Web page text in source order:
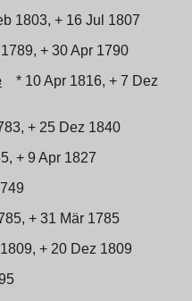
1803, + 16 Jul 1807
+ 30 Apr 1790
* 10 Apr 1816, + 7 Dez
+ 25 Dez 1840
+ 9 Apr 1827
+ 31 Mär 1785
+ 20 Dez 1809